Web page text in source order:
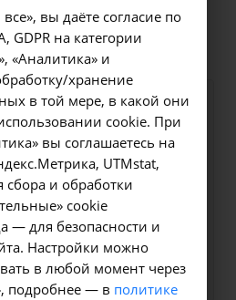
в крови - A09.05.025 в
на сайте,
в
и ответим
220 ₽
вы даёте согласие по
GDPR на категории
«Аналитика» и
хранение
в той мере, в какой они
cookie. При
вы соглашаетесь на
UTMstat,
сбора и обработки
cookie
— для безопасности и
Настройки можно
в любой момент через
подробнее — в политике